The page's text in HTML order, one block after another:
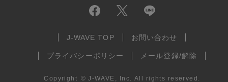
J-WAVE TOP お問い合わせ
プライバシーポリシー メール登録/解除
Copyright © J-WAVE, Inc. All rights reserved.